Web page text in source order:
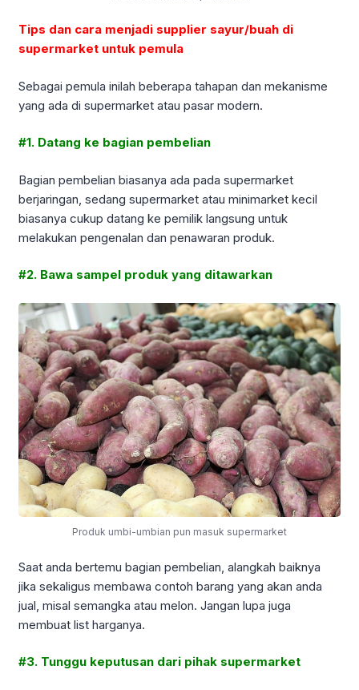
Tips dan cara menjadi supplier sayur/buah di
supermarket untuk pemula
Sebagai pemula inilah beberapa tahapan dan mekanisme
yang ada di supermarket atau pasar modern.
#1. Datang ke bagian pembelian
Bagian pembelian biasanya ada pada supermarket
berjaringan, sedang supermarket atau minimarket kecil
biasanya cukup datang ke pemilik langsung untuk
melakukan pengenalan dan penawaran produk.
#2. Bawa sampel produk yang ditawarkan
Produk umbi-umbian pun masuk supermarket
Saat anda bertemu bagian pembelian, alangkah baiknya
jika sekaligus membawa contoh barang yang akan anda
jual, misal semangka atau melon. Jangan lupa juga
membuat list harganya.
#3. Tunggu keputusan dari pihak supermarket